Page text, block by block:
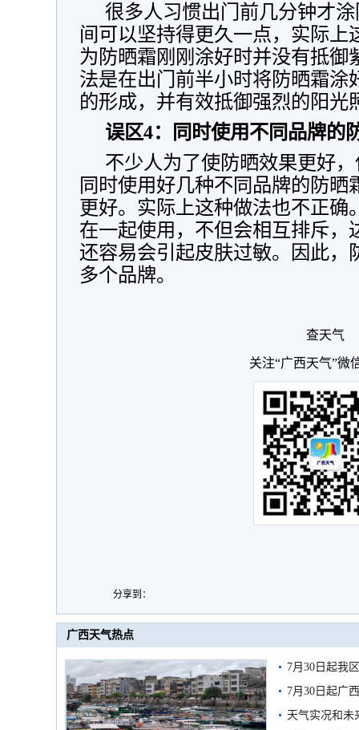
很多人习惯出门前几分钟才
间可以坚持得更久一点，实际上
为防晒霜刚刚涂好时并没有抵御
法是在出门前半小时将防晒霜涂
的形成，并有效抵御强烈的阳光
误区4：同时使用不同品牌的
不少人为了使防晒效果更好
同时使用好几种不同品牌的防晒
更好。实际上这种做法也不正确
在一起使用，不但会相互排斥，
还容易会引起皮肤过敏。因此，
多个品牌。
查天气
关注“广西天气”微
分享到：
广西天气热点
7月30日起我
7月30日起广
天气实况和未